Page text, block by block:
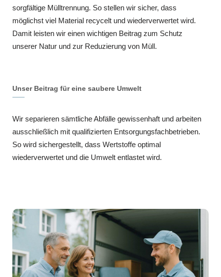
sorgfältige Mülltrennung. So stellen wir sicher, dass
möglichst viel Material recycelt und wiederverwertet wird.
Damit leisten wir einen wichtigen Beitrag zum Schutz
unserer Natur und zur Reduzierung von Müll.
Unser Beitrag für eine saubere Umwelt
Wir separieren sämtliche Abfälle gewissenhaft und arbeiten
ausschließlich mit qualifizierten Entsorgungsfachbetrieben.
So wird sichergestellt, dass Wertstoffe optimal
wiederverwertet und die Umwelt entlastet wird.